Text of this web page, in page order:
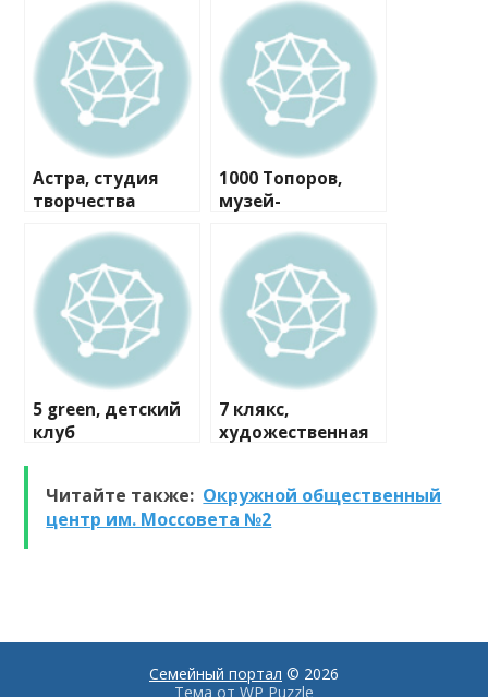
Астра, студия
творчества
1000 Топоров,
музей-
5 green, детский
клуб
7 клякс,
художественная
Читайте также: Окружной общественный
центр им. Моссовета №2
Семейный портал © 2026
Тема от WP Puzzle